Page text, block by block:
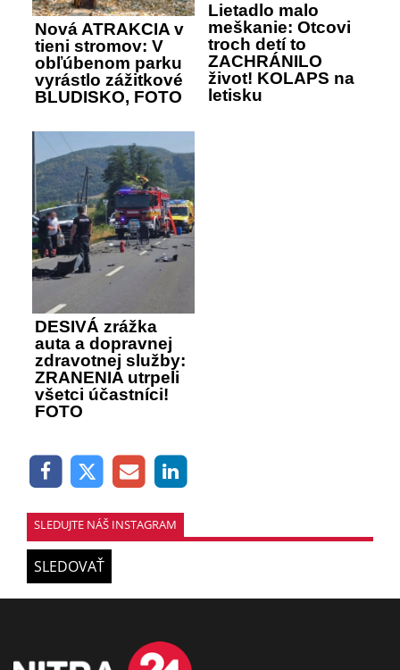
Nová ATRAKCIA v
tieni stromov: V
obľúbenom parku
vyrástlo zážitkové
BLUDISKO, FOTO
Lietadlo malo
meškanie: Otcovi
troch detí to
ZACHRÁNILO
život! KOLAPS na
letisku
DESIVÁ zrážka
auta a dopravnej
zdravotnej služby:
ZRANENIA utrpeli
všetci účastníci!
FOTO
SLEDUJTE NÁŠ INSTAGRAM
SLEDOVAŤ